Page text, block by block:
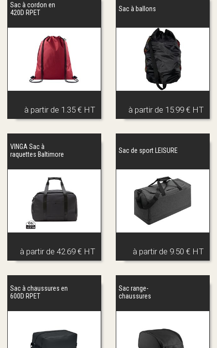
Sac à cordon en
420D RPET
à partir de 1.35 € HT
Sac à ballons
à partir de 15.99 € HT
VINGA Sac à
raquettes Baltimore
à partir de 42.69 € HT
Sac de sport LEISURE
à partir de 9.50 € HT
Sac à chaussures en
600D RPET
Sac range-
chaussures